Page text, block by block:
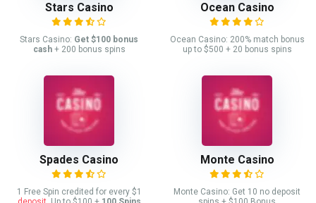
Stars Casino
Stars Casino: Get $100 bonus
cash+ 200 bonus spins
Ocean Casino
Ocean Casino: 200% match bonus
up to $500 + 20 bonus spins
Spades Casino
1 Free Spin credited for every $1
Monte Casino
Monte Casino: Get 10 no deposit